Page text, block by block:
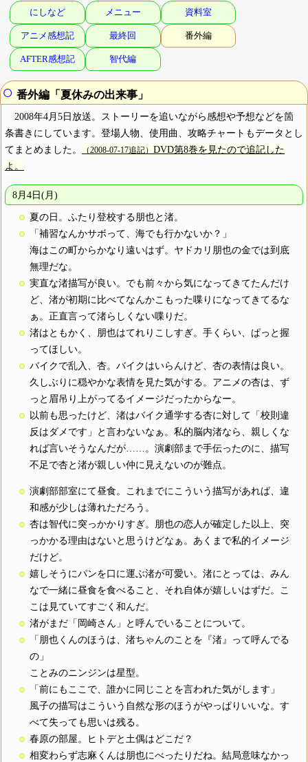
にしなど メニュー 資料室
アニメ感想記 最終回 番外編
AFTER感想記 智代編
○ 番外編「夏休みの出来事」
2008年4月5日放送。ストーリーを追いながら感想や予想などを箇
条書きにしています。登場人物、使用曲、攻略チャートもデータとし
てまとめました。
（2008-07-17追記） DVD第8巻を見たので追記した
よ。
8月4日(月)
夏の日。ふたり登校する朋也と渚。
「補習なんかサボって、海でも行かないか？」
海はこの町からかなり遠いはず。ヤドカリ朋也の金では到底
無理だな。
実直な渚描写が良い。でも前々から気になってきてたんだけ
ど、渚が初期に比べてなんかこもった喋りになってきてるな
ぁ。正直言って渚らしくない喋りだ。
渚はともかく、朋也はてれりこしすぎ。手くらい、ぱっと握
ってほしい。
バイクで乱入、杏。バイクはいらんけど、杏の表情は良い。
久しぶりに穏やかな表情を見た気がする。アニメの杏は、ず
っと眉吊り上がってるイメージだったからなー。
以前も思ったけど、渚はバイク通学する杏に対して「校則違
反はダメです」と言わないなぁ。私的脳内渚なら、親しくな
れば言いそうなんだが……。演劇部まで手伝ったのに、描写
不足で杏と渚が親しい仲に見えないのが難点。
演劇部部室にて昼食。これまでにこういう描写があれば、違
和感が少しは薄れただろう。
杏は智代に突っかかりすぎ。朋也の恋人が確定した以上、突
っかかる理由はないと思うけどなぁ。あくまで私的イメージ
だけど。
嬉しそうにパンを口に運ぶ渚が可愛い。渚にとっては、みん
なで一緒に昼食を食べること、それ自体が嬉しいはずだ。こ
こは見ていてすごく和んだ。
渚がまだ「岡崎さん」と呼んでいることについて。
「朋也くんのほうは、渚ちゃんのことを『渚』って呼んでる
の」
ことみのニンジンは星型。
「前にもここで、誰かに同じことを言われた気がします」
風子の描写はこういう自然な形のほうがやっぱりいいな。す
べて失っても思いは残る。
春原の部屋。ヒトデと土偶はどこだ？
相変わらず志麻くんは朋也にべったりだね。結局意味なかっ